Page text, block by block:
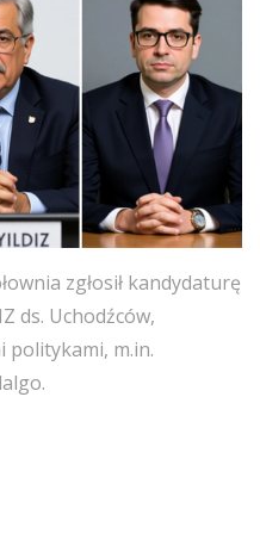
zgłosił kandydaturę
ds. Uchodźców,
politykami, m.in.